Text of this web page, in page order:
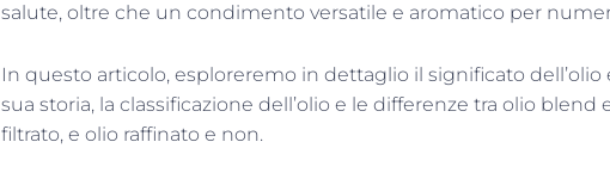
salute, oltre che un condimento versatile e aromatico per
In questo articolo, esploreremo in dettaglio il significato dell’olio
sua storia, la classificazione dell’olio e le differenze tra olio blend
filtrato, e olio raffinato e non.